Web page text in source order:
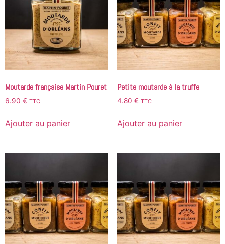
Moutarde française Martin Pouret
6.90 € TTC
Ajouter au panier
Petite moutarde à la truffe
4.80 € TTC
Ajouter au panier